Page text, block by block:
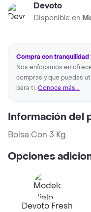
Devoto
Disponible en
Compra con
Nos enfocamos en
compras y que puedas
para ti. Conoce más...
Información del
Bolsa Con 3 Kg.
Opciones
Devoto Fresh